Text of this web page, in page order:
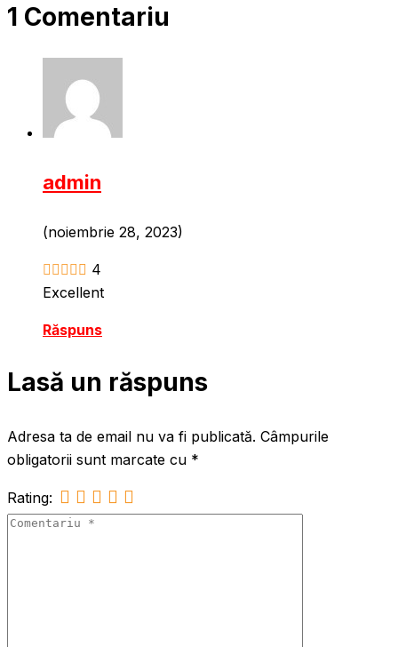
1 Comentariu
admin
(noiembrie 28, 2023)
4
Excellent
Răspuns
Lasă un răspuns
Adresa ta de email nu va fi publicată. Câmpurile
obligatorii sunt marcate cu *
Rating: